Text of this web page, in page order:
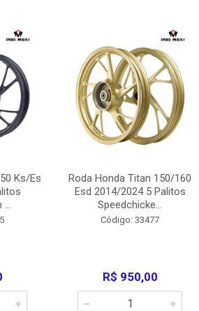
Ks/Es
...
Roda Honda Titan 150/160
Esd 2014/2024 5 Palitos
Speedchicke...
Código: 33477
R$ 950,00